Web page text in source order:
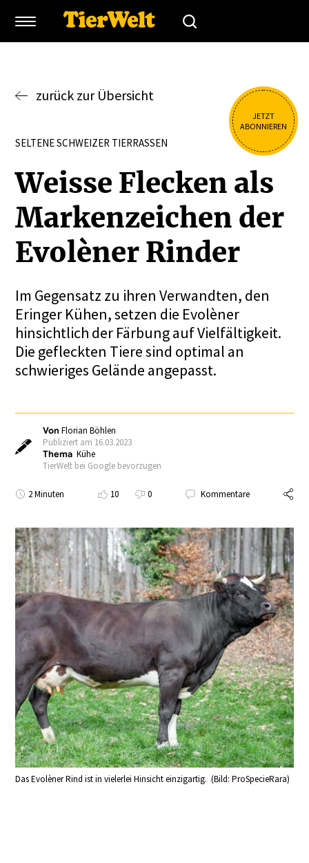
JETZT
ABONNIEREN
zurück zur Übersicht
SELTENE SCHWEIZER TIERRASSEN
Weisse Flecken als
Marken­zeichen der
Evolèner Rinder
Im Gegensatz zu ihren Verwandten, den
Eringer Kühen, setzen die Evolèner
hinsichtlich der Färbung auf Vielfältigkeit.
Die gefleckten Tiere sind optimal an
schwieriges Gelände angepasst.
VonFlorian Böhlen
Publiziert am 16.03.2023
Thema Kühe
TierWelt bei Google bevorzugen
2 Minuten 10 0 Kommentare
Das Evolèner Rind ist in vielerlei Hinsicht einzigartig. (Bild: ProSpecieRara)